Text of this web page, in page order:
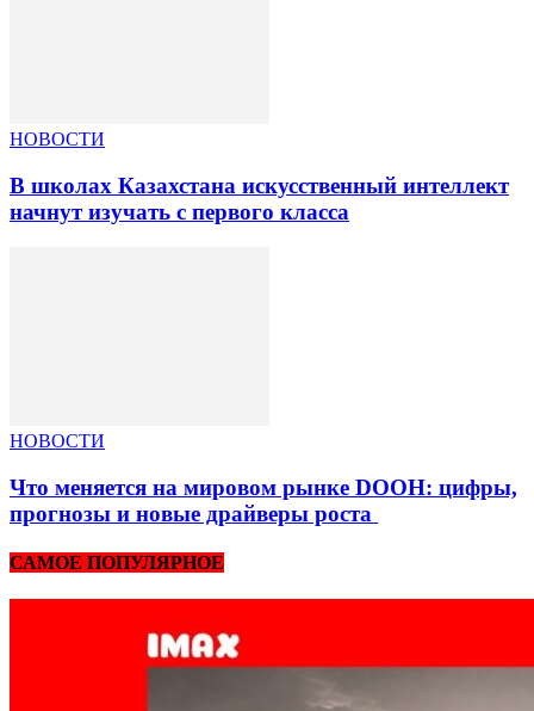
НОВОСТИ
В школах Казахстана искусственный интеллект
начнут изучать с первого класса
НОВОСТИ
Что меняется на мировом рынке DOOH: цифры,
прогнозы и новые драйверы роста
САМОЕ ПОПУЛЯРНОЕ